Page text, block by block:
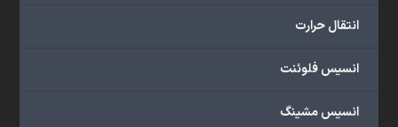
انتقال حرارت
انسیس فلوئنت
انسیس مشینگ
(CFD)
هستند.
ما